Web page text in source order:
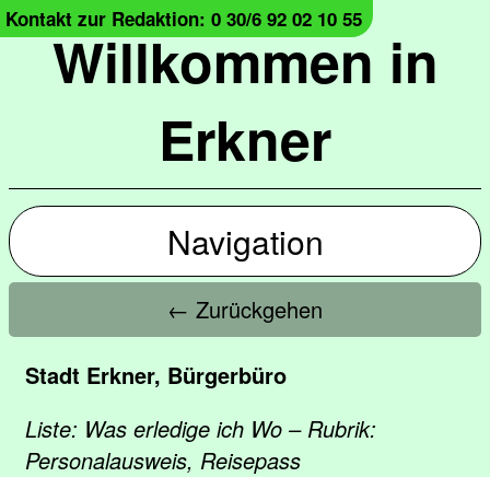
Willkommen in
Erkner
Kontakt zur Redaktion: 0 30/6 92 02 10 55
Navigation
← Zurückgehen
Stadt Erkner, Bürgerbüro
Liste: Was erledige ich Wo – Rubrik:
Personalausweis, Reisepass